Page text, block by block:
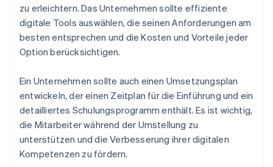
zu erleichtern. Das Unternehmen sollte effiziente
digitale Tools auswählen, die seinen Anforderungen am
besten entsprechen und die Kosten und Vorteile jeder
Option berücksichtigen.
Ein Unternehmen sollte auch einen Umsetzungsplan
entwickeln, der einen Zeitplan für die Einführung und ein
detailliertes Schulungsprogramm enthält. Es ist wichtig,
die Mitarbeiter während der Umstellung zu
unterstützen und die Verbesserung ihrer digitalen
Kompetenzen zu fördern.